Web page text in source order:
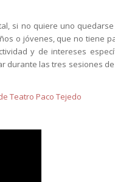
si no quiere uno
o jóvenes, que no tiene
y de intereses
durante las tres sesiones
Teatro Paco Tejedo